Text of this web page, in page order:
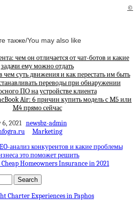
©
также/You may also like
чем он отличается от чат-ботов и какие
задачи ему можно отдать
чем суть движения и как перестать им быть
переводы при обнаружении
ПО на устройстве клиента
Air: 6 причин купить модель с M5 или
M4 прямо сейчас
2021 newsbz-admin
Marketing
анализ конкурентов и какие проблемы
это поможет решить
Homeowners Insurance in 2021
Charter Experiences in Paphos